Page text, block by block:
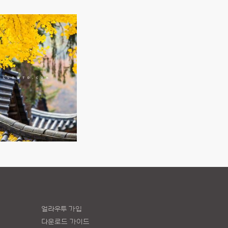
얼라우투 가입
다운로드 가이드